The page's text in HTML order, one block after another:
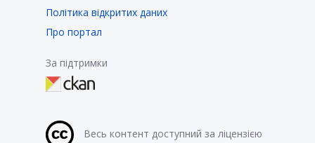
Політика відкритих даних
Про портал
За підтримки
Весь контент доступний за ліцензією